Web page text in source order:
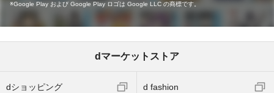
Google Play および Google Play ロゴは Google LLC の商標です。
dマーケットストア
dショッピング d fashion